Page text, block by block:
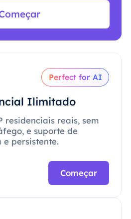
Perfect for AI
Ilimitado
residenciais reais, sem
e suporte de
persistente.
Começar